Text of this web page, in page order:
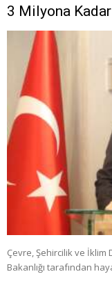
3 Milyona
Çevre, Şehircilik ve İklim
Bakanlığı tarafından